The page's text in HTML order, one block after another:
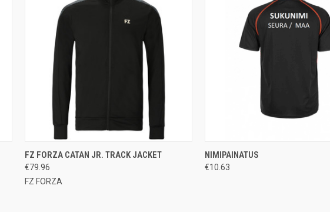
QUICK VIEW VIEW OPTIONS
Compare
FZ FORZA CATAN JR. TRACK JACKET
€79.96
FZ FORZA
QUICK VIEW
Compare
NIMIPAINATUS
€10.63